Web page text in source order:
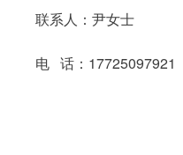
联系人：尹女士
电 话：17725097921